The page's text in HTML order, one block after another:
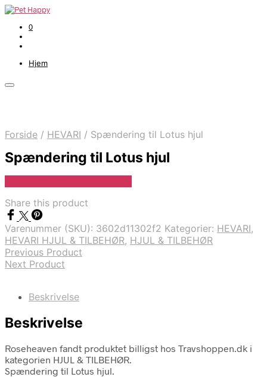
0
Hjem
Forside / HEVARI / Spændering til Lotus hjul
Spændering til Lotus hjul
Share this product
Varenummer (SKU): 3602d11302f2 Kategorier: HEVARI,
HEVARI HJUL & TILBEHØR, HJUL & TILBEHØR
Previous Product
Next Product
Beskrivelse
Beskrivelse
Roseheaven fandt produktet billigst hos Travshoppen.dk i
kategorien HJUL & TILBEHØR.
Spændering til Lotus hjul.